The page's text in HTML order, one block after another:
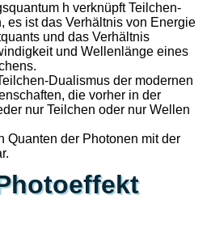
h verknüpft Teilchen-
es ist das Verhältnis von Energie
und das Verhältnis
und Wellenlänge eines
Dualismus der modernen
die vorher in der
nur Teilchen oder nur Wellen
Quanten der Photonen mit der